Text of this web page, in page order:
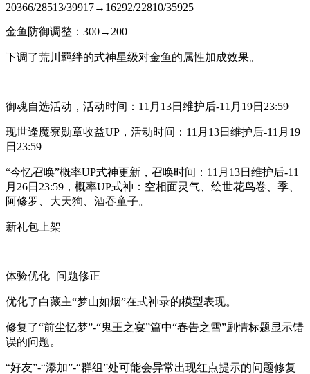
20366/28513/39917→16292/22810/35925
金鱼防御调整：300→200
下调了荒川羁绊的式神星级对金鱼的属性加成效果。
御魂自选活动，活动时间：11月13日维护后-11月19日23:59
现世逢魔寮勋章收益UP，活动时间：11月13日维护后-11月19
日23:59
“今忆召唤”概率UP式神更新，召唤时间：11月13日维护后-11
月26日23:59，概率UP式神：空相面灵气、绘世花鸟卷、季、
阿修罗、大天狗、酒吞童子。
新礼包上架
体验优化+问题修正
优化了白藏主“梦山如烟”在式神录的模型表现。
修复了“前尘忆梦”-“鬼王之宴”篇中“春告之雪”剧情标题显示错
误的问题。
“好友”-“添加”-“群组”处可能会异常出现红点提示的问题修复